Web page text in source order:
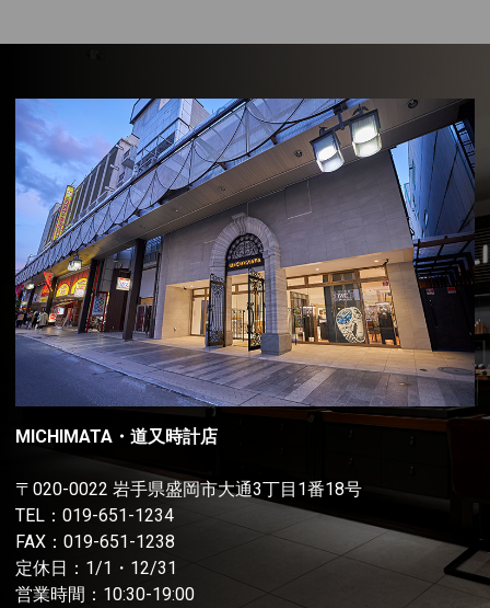
MICHIMATA・道又時計店
〒020-0022 岩手県盛岡市大通3丁目1番18号
TEL： 019-651-1234
FAX：019-651-1238
定休日：1/1・12/31
営業時間：10:30-19:00